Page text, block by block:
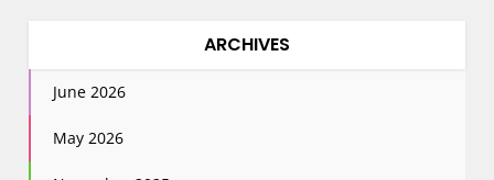
ARCHIVES
June 2026
May 2026